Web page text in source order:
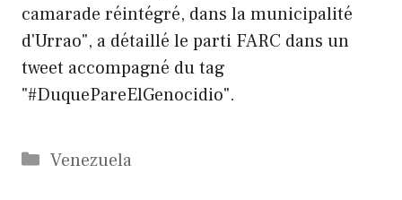
camarade réintégré, dans la municipalité
d'Urrao", a détaillé le parti FARC dans un
tweet accompagné du tag
"#DuquePareElGenocidio".
Catégories
Venezuela